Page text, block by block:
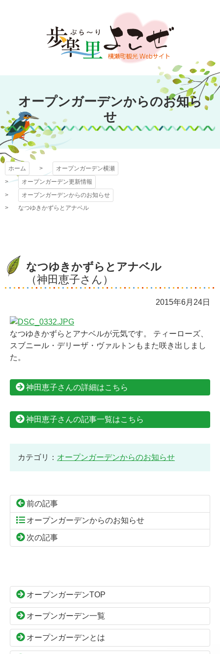
文
キ
プ
オープンガーデン
横瀬
オープンガーデンからのお知ら
せ
ホーム
オープンガーデン横瀬
オープンガーデン更新情報
オープンガーデンからのお知らせ
なつゆきかずらとアナベル
なつゆきかずらとアナベル
（神田恵子さん）
2015年6月24日
なつゆきかずらとアナベルが元気です。 ティーローズ、
スブニール・デリーザ・ヴァルトンもまた咲き出しまし
た。
神田恵子さんの詳細はこちら
神田恵子さんの記事一覧はこちら
カテゴリ： オープンガーデンからのお知らせ
前の記事
オープンガーデンからのお知らせ
次の記事
ン
本
文
先
の
頭
へ
る
オープンガーデンTOP
オープンガーデン一覧
オープンガーデンとは